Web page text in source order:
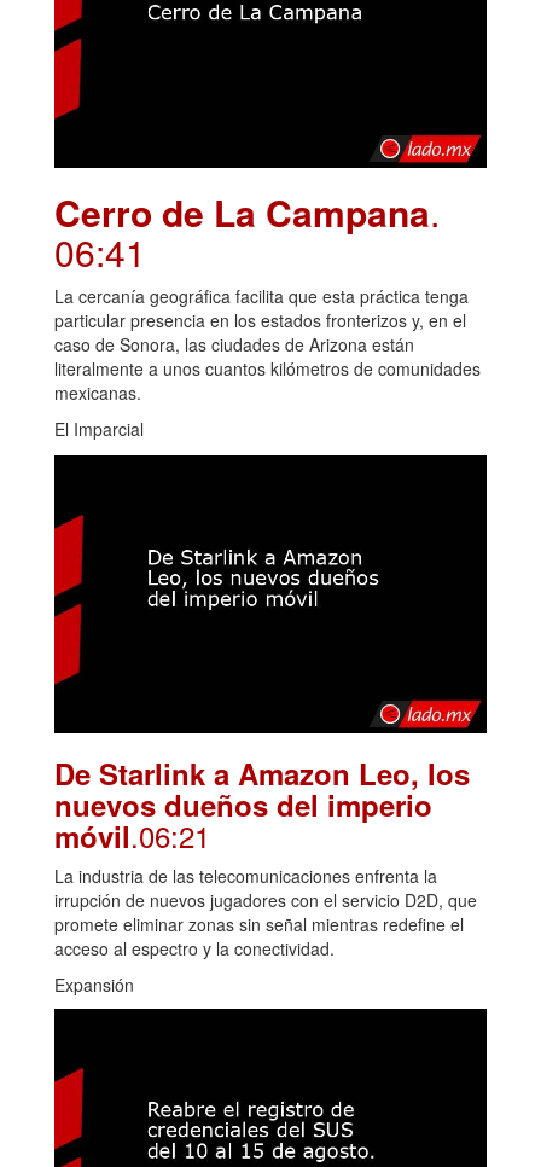
Cerro de La Campana.
06:41
La cercanía geográfica facilita que esta práctica tenga
particular presencia en los estados fronterizos y, en el
caso de Sonora, las ciudades de Arizona están
literalmente a unos cuantos kilómetros de comunidades
mexicanas.
El Imparcial
De Starlink a Amazon Leo, los
nuevos dueños del imperio
móvil.06:21
La industria de las telecomunicaciones enfrenta la
irrupción de nuevos jugadores con el servicio D2D, que
promete eliminar zonas sin señal mientras redefine el
acceso al espectro y la conectividad.
Expansión